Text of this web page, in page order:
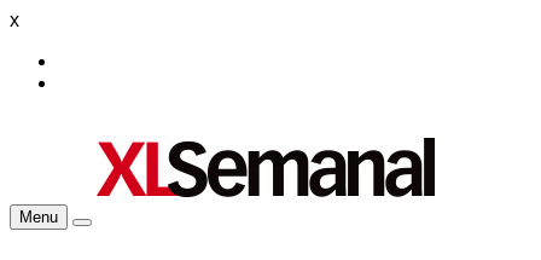
x
Menu